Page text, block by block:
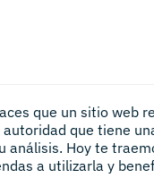
que un sitio web
que tiene
análisis. Hoy te
a utilizarla y